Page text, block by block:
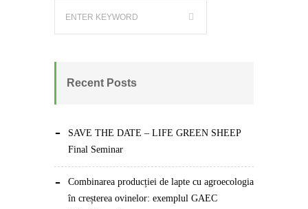
Recent Posts
SAVE THE DATE – LIFE GREEN SHEEP
Final Seminar
Combinarea producției de lapte cu agroecologia
în creșterea ovinelor: exemplul GAEC